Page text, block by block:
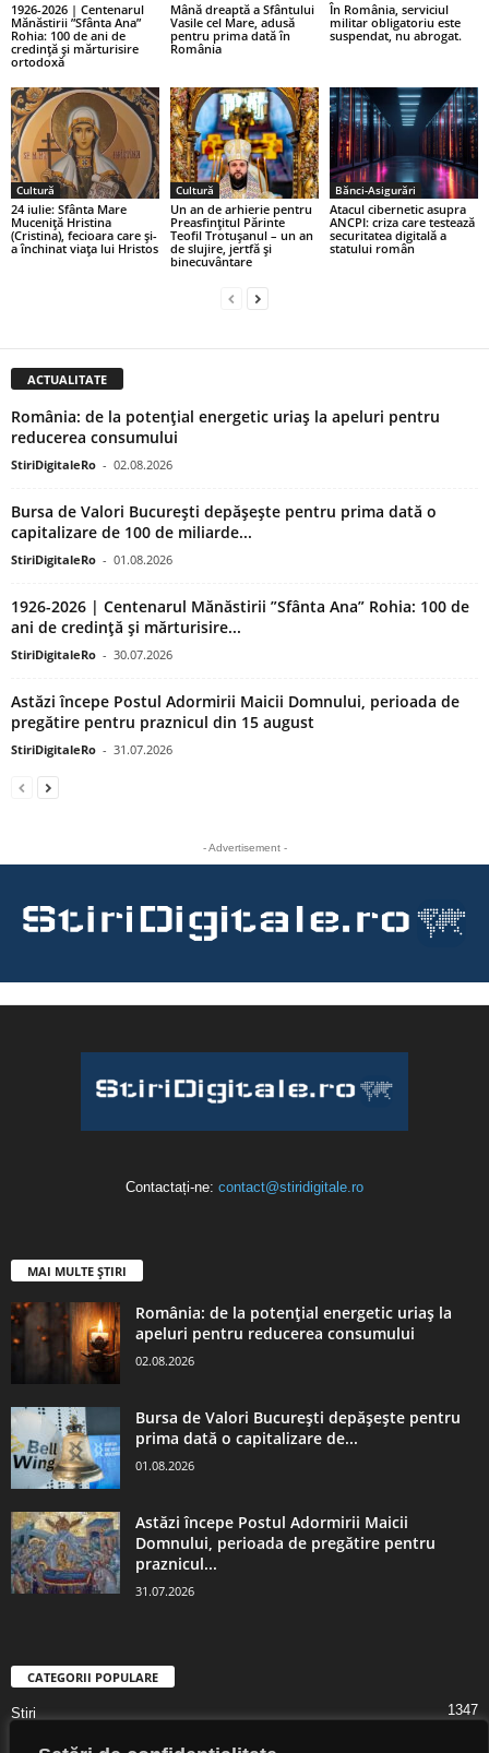
1926-2026 | Centenarul
Mănăstirii ”Sfânta Ana”
Rohia: 100 de ani de
credință și mărturisire
ortodoxă
Mână dreaptă a Sfântului
Vasile cel Mare, adusă
pentru prima dată în
România
În România, serviciul
militar obligatoriu este
suspendat, nu abrogat.
Cultură
24 iulie: Sfânta Mare
Muceniță Hristina
(Cristina), fecioara care și-
a închinat viața lui Hristos
Cultură
Un an de arhierie pentru
Preasfințitul Părinte
Teofil Trotușanul – un an
de slujire, jertfă și
binecuvântare
Bănci-Asigurări
Atacul cibernetic asupra
ANCPI: criza care testează
securitatea digitală a
statului român
ACTUALITATE
România: de la potențial energetic uriaș la apeluri pentru
reducerea consumului
StiriDigitaleRo - 02.08.2026
Bursa de Valori București depășește pentru prima dată o
capitalizare de 100 de miliarde...
StiriDigitaleRo - 01.08.2026
1926-2026 | Centenarul Mănăstirii ”Sfânta Ana” Rohia: 100 de
ani de credință și mărturisire...
StiriDigitaleRo - 30.07.2026
Astăzi începe Postul Adormirii Maicii Domnului, perioada de
pregătire pentru praznicul din 15 august
StiriDigitaleRo - 31.07.2026
- Advertisement -
Contactați-ne: contact@stiridigitale.ro
MAI MULTE ȘTIRI
România: de la potențial energetic uriaș la
apeluri pentru reducerea consumului
02.08.2026
Bursa de Valori București depășește pentru
prima dată o capitalizare de...
01.08.2026
Astăzi începe Postul Adormirii Maicii
Domnului, perioada de pregătire pentru
praznicul...
31.07.2026
CATEGORII POPULARE
Știri 1347
Digital Lifestyle